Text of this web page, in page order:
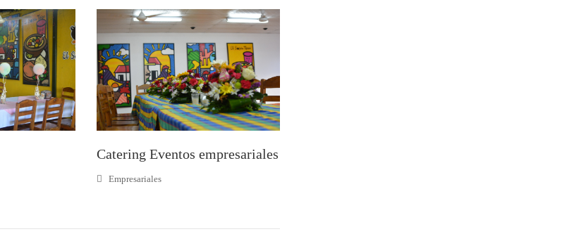
Catering Eventos empresariales
Empresariales